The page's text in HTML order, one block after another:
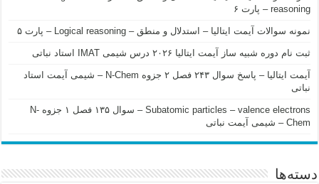
reasoning – پارت ۶
نمونه سوالات آیمت ایتالیا – استدلال و منطق – Logical reasoning – پارت ۵
ثبت نام دوره شبیه ساز آیمت ایتالیا ۲۰۲۶ درس شیمی IMAT استاد نباتی
آیمت ایتالیا – پاسخ سوال ۲۴۳ فصل ۲ جزوه N-Chem – شیمی آیمت استاد
نباتی
Subatomic particles – valence electrons – سوال ۱۳۵ فصل ۱ جزوه N-
Chem – شیمی آیمت نباتی
دسته‌ها